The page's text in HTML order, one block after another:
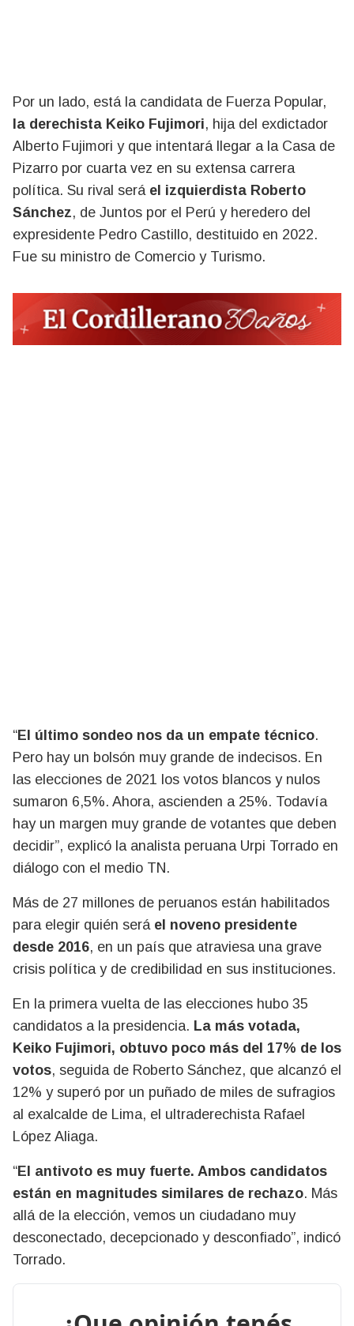
Por un lado, está la candidata de Fuerza Popular,
la derechista Keiko Fujimori, hija del exdictador
Alberto Fujimori y que intentará llegar a la Casa de
Pizarro por cuarta vez en su extensa carrera
política. Su rival será el izquierdista Roberto
Sánchez, de Juntos por el Perú y heredero del
expresidente Pedro Castillo, destituido en 2022.
Fue su ministro de Comercio y Turismo.
“El último sondeo nos da un empate técnico.
Pero hay un bolsón muy grande de indecisos. En
las elecciones de 2021 los votos blancos y nulos
sumaron 6,5%. Ahora, ascienden a 25%. Todavía
hay un margen muy grande de votantes que deben
decidir”, explicó la analista peruana Urpi Torrado en
diálogo con el medio TN.
Más de 27 millones de peruanos están habilitados
para elegir quién será el noveno presidente
desde 2016, en un país que atraviesa una grave
crisis política y de credibilidad en sus instituciones.
En la primera vuelta de las elecciones hubo 35
candidatos a la presidencia. La más votada,
Keiko Fujimori, obtuvo poco más del 17% de los
votos, seguida de Roberto Sánchez, que alcanzó el
12% y superó por un puñado de miles de sufragios
al exalcalde de Lima, el ultraderechista Rafael
López Aliaga.
“El antivoto es muy fuerte. Ambos candidatos
están en magnitudes similares de rechazo. Más
allá de la elección, vemos un ciudadano muy
desconectado, decepcionado y desconfiado”, indicó
Torrado.